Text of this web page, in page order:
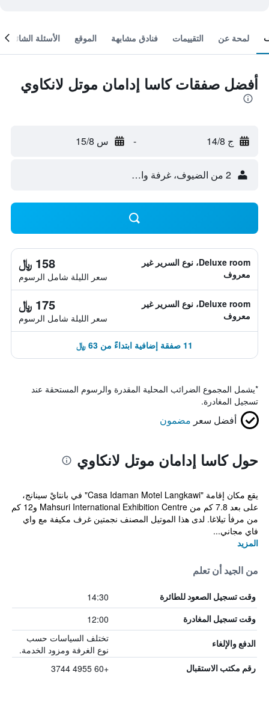
لمحة عن التقييمات فنادق مشابهة الموقع الأسئلة الشائعة
أفضل صفقات كاسا إدامان موتل لانكاوي
ج 14/8 - س 15/8
2 من الضيوف، غرفة واحدة
Deluxe room، نوع السرير غير
معروف
158 ﷼
سعر الليلة شامل الرسوم
Deluxe room، نوع السرير غير
معروف
175 ﷼
سعر الليلة شامل الرسوم
11 صفقة إضافية ابتداءً من 63 ﷼
*يشمل المجموع الضرائب المحلية المقدرة والرسوم المستحقة عند
تسجيل المغادرة.
أفضل سعر مضمون
حول كاسا إدامان موتل لانكاوي
يقع مكان إقامة "Casa Idaman Motel Langkawi" في بانتايْ سينانج،
على بعد 7.8 كم من Mahsuri International Exhibition Centre و12 كم
من مرفأ تيلاغا. لدى هذا الموتيل المصنف نجمتين غرف مكيفة مع واي
فاي مجاني...
المزيد
من الجيد أن تعلم
وقت تسجيل الصعود للطائرة 14:30
وقت تسجيل المغادرة 12:00
الدفع والإلغاء
تختلف السياسات حسب
نوع الغرفة ومزود الخدمة.
رقم مكتب الاستقبال +60 4955 3744